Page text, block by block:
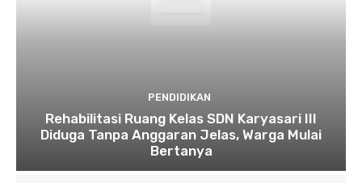
PENDIDIKAN
Rehabilitasi Ruang Kelas SDN Karyasari III
Diduga Tanpa Anggaran Jelas, Warga Mulai
Bertanya